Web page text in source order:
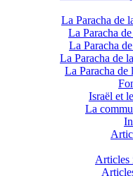
La Paracha de
La Paracha
La Paracha
La Paracha de
La Paracha de
Israël et
La
Articles